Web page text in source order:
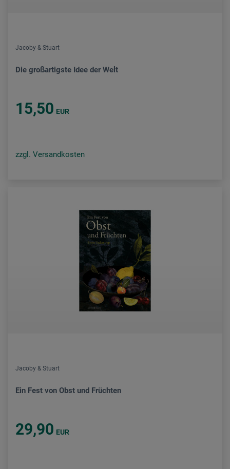
Jacoby & Stuart
Die großartigste Idee der Welt
15,50 EUR
zzgl. Versandkosten
Jacoby & Stuart
Ein Fest von Obst und Früchten
29,90 EUR